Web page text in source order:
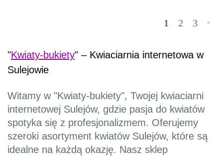
1 2 3 »
"Kwiaty-bukiety" – Kwiaciarnia internetowa w
Sulejowie
Witamy w "Kwiaty-bukiety", Twojej kwiaciarni
internetowej Sulejów, gdzie pasja do kwiatów
spotyka się z profesjonalizmem. Oferujemy
szeroki asortyment kwiatów Sulejów, które są
idealne na każdą okazję. Nasz sklep